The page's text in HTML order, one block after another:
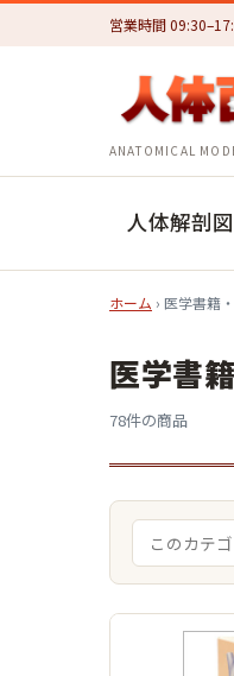
営業時間
ANATOMICAL
人体解剖
ホーム › 医学書籍
医学書
78件の商品
商品一覧